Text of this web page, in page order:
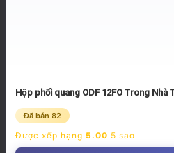
Hộp phối quang ODF 12FO Trong Nhà
Đã bán 82
Được xếp hạng 5.00 5 sao